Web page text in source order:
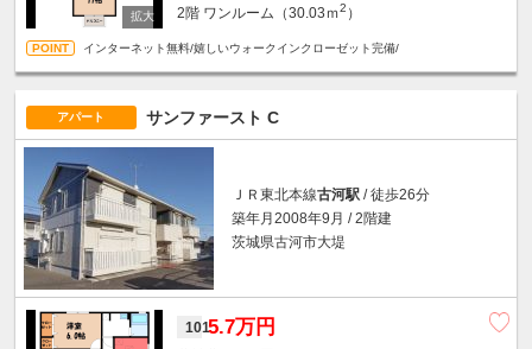
2階 ワンルーム（30.03ｍ2 ）
インターネット無料/嬉しいウォークインクローゼット完備/
アパート サンファースト C
ＪＲ東北本線古河駅 / 徒歩26分
築年月2008年9月 / 2階建
茨城県古河市大堤
1015.7万円